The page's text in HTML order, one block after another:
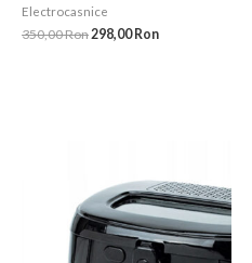
Electrocasnice
350,00Ron 298,00 Ron